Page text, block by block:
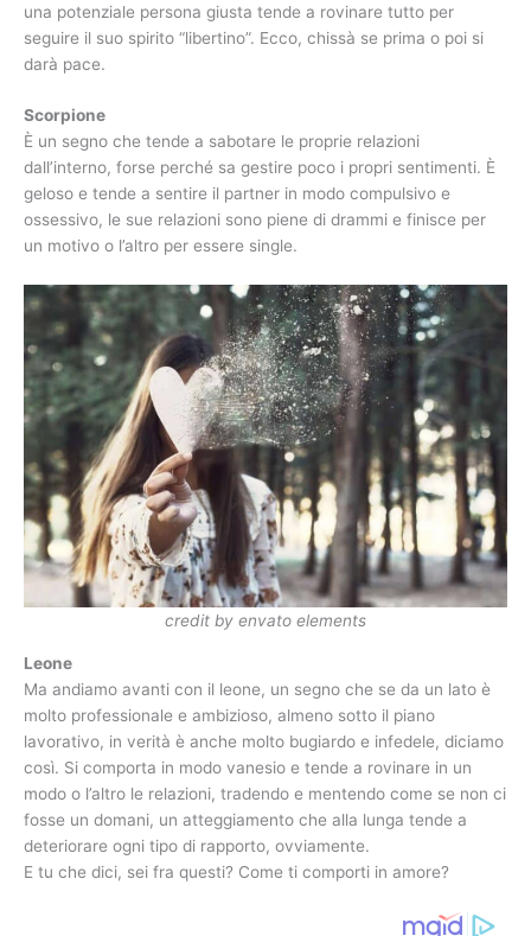
una potenziale persona giusta tende a rovinare tutto per
seguire il suo spirito “libertino”. Ecco, chissà se prima o poi si
darà pace.
Scorpione
È un segno che tende a sabotare le proprie relazioni
dall’interno, forse perché sa gestire poco i propri sentimenti. È
geloso e tende a sentire il partner in modo compulsivo e
ossessivo, le sue relazioni sono piene di drammi e finisce per
un motivo o l’altro per essere single.
credit by envato elements
Leone
Ma andiamo avanti con il leone, un segno che se da un lato è
molto professionale e ambizioso, almeno sotto il piano
lavorativo, in verità è anche molto bugiardo e infedele, diciamo
così. Si comporta in modo vanesio e tende a rovinare in un
modo o l’altro le relazioni, tradendo e mentendo come se non ci
fosse un domani, un atteggiamento che alla lunga tende a
deteriorare ogni tipo di rapporto, ovviamente.
E tu che dici, sei fra questi? Come ti comporti in amore?